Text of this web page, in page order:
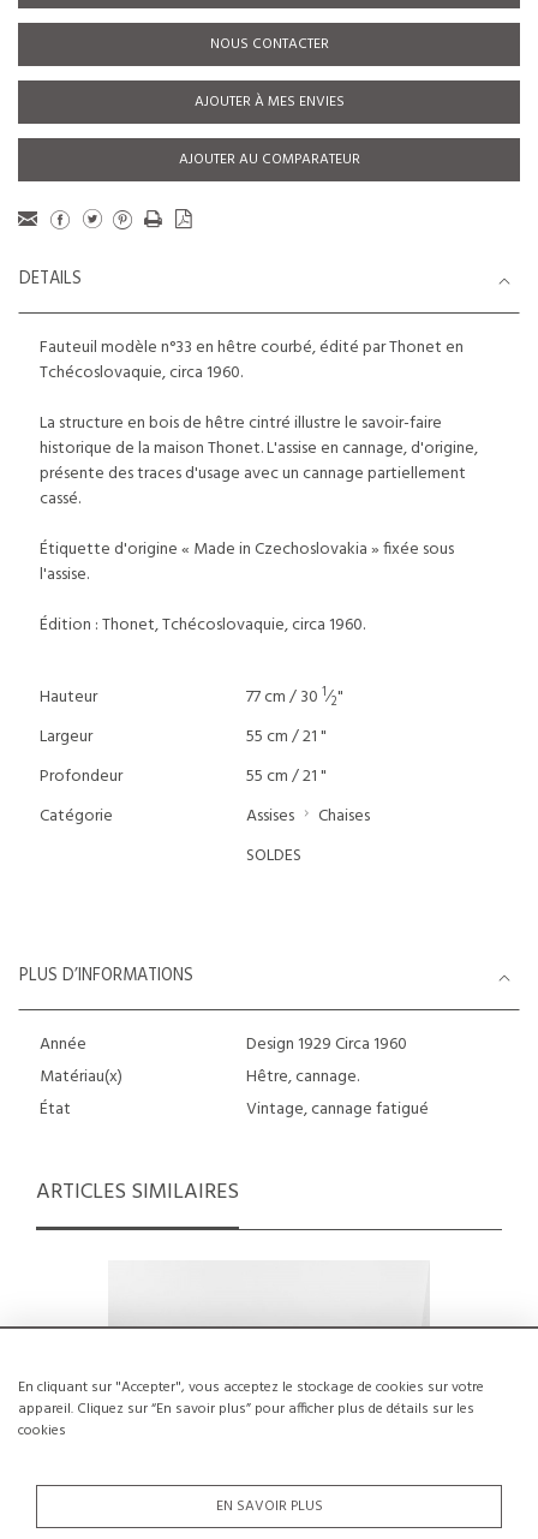
En cliquant sur "Accepter", vous acceptez le stockage de cookies sur votre
appareil. Cliquez sur “En savoir plus” pour afficher plus de détails sur les
cookies
EN SAVOIR PLUS
NOUS CONTACTER
AJOUTER À MES ENVIES
AJOUTER AU COMPARATEUR
DETAILS
Fauteuil modèle n°33 en hêtre courbé, édité par Thonet en
Tchécoslovaquie, circa 1960.
La structure en bois de hêtre cintré illustre le savoir-faire
historique de la maison Thonet. L'assise en cannage, d'origine,
présente des traces d'usage avec un cannage partiellement
cassé.
Étiquette d'origine « Made in Czechoslovakia » fixée sous
l'assise.
Édition : Thonet, Tchécoslovaquie, circa 1960.
Hauteur 77 cm / 30 1⁄2"
Largeur
55 cm / 21 "
Profondeur
55 cm / 21 "
Catégorie
Assises
Chaises
SOLDES
PLUS D’INFORMATIONS
Année
Design 1929 Circa 1960
Matériau(x)
Hêtre, cannage.
État
Vintage, cannage fatigué
ARTICLES SIMILAIRES